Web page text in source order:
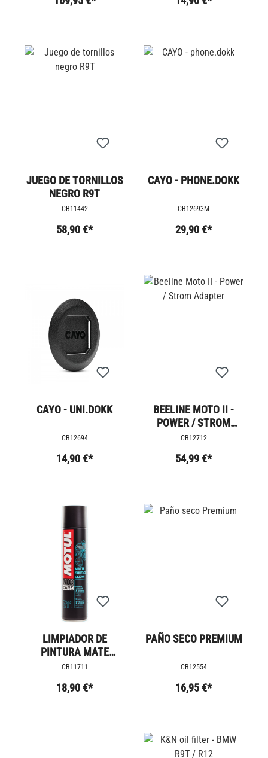
JUEGO DE TORNILLOS
NEGRO R9T
CB11442
58,90 €*
CAYO - PHONE.DOKK
CB12693M
29,90 €*
CAYO - UNI.DOKK
CB12694
14,90 €*
BEELINE MOTO II -
POWER / STROM
ADAPTER
CB12712
54,99 €*
LIMPIADOR DE
PINTURA MATE
MOTUL
CB11711
18,90 €*
PAÑO SECO PREMIUM
CB12554
16,95 €*